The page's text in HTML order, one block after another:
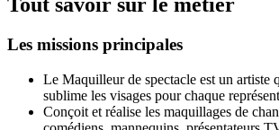
Les missions principales
Le Maquilleur de spectacle est un artiste
sublime les visages pour chaque
Conçoit et réalise les maquillages de